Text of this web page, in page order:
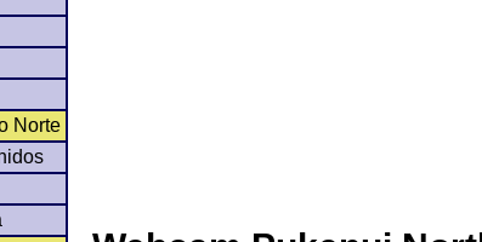
Norte